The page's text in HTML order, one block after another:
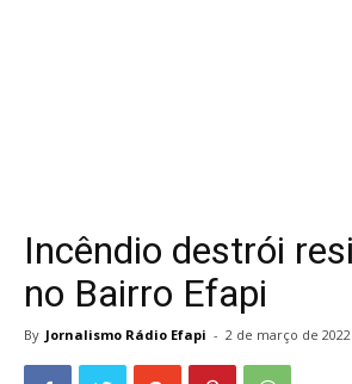
Incêndio destrói
no Bairro Efapi
By Jornalismo Rádio Efapi - 2 de março de 2022